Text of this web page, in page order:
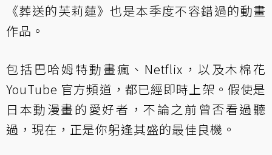
《葬送的芙莉蓮》也是本季度不容錯過的動畫
作品。
包括巴哈姆特動畫瘋、Netflix，以及木棉花
YouTube 官方頻道 ，都已經即時上架。假使是
日本動漫畫的愛好者，不論之前曾否看過聽
過，現在，正是你躬逢其盛的最佳良機。